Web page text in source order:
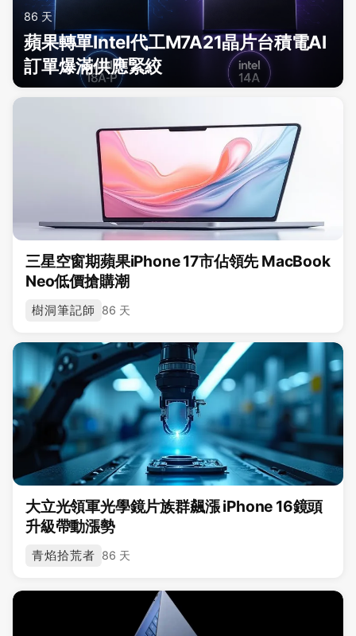
86 天
蘋果轉單Intel代工M7A21晶片台積電AI
訂單爆滿供應緊絞
三星空窗期蘋果iPhone 17市佔領先 MacBook
Neo低價搶購潮
樹洞筆記師 86 天
大立光領軍光學鏡片族群飆漲 iPhone 16鏡頭
升級帶動漲勢
青焰拾荒者 86 天